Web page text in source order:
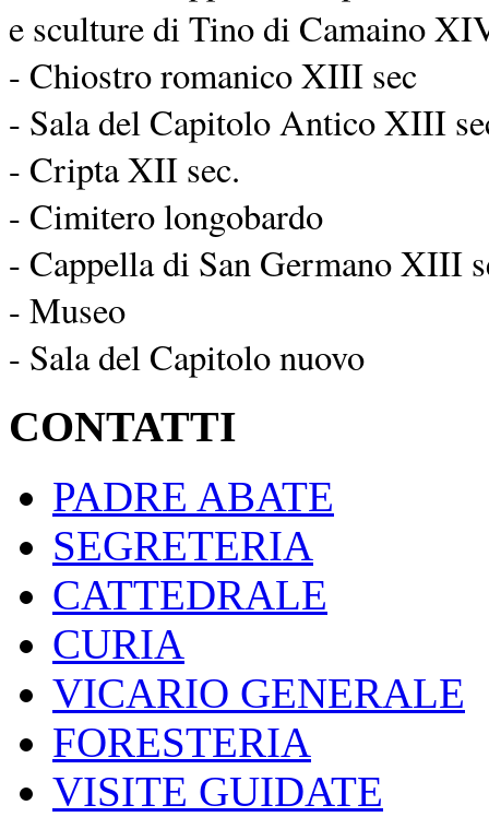
e sculture di Tino di Camaino
- Chiostro romanico XIII sec
- Sala del Capitolo Antico XIII
- Cripta XII sec.
- Cimitero longobardo
- Cappella di San Germano XIII
- Museo
- Sala del Capitolo nuovo
CONTATTI
PADRE ABATE
SEGRETERIA
CATTEDRALE
CURIA
VICARIO GENERALE
FORESTERIA
VISITE GUIDATE